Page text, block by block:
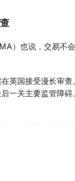
）也说，交易不
英国接受漫长审
一关主要监管障